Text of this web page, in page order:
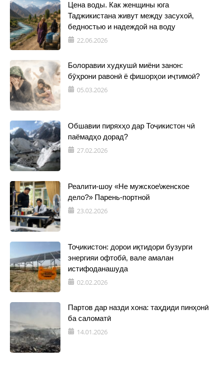
Цена воды. Как женщины юга
Таджикистана живут между засухой,
бедностью и надеждой на воду
22.06.2026
Болоравии худкушӣ миёни занон:
бӯҳрони равонӣ ё фишорҳои иҷтимоӣ?
05.03.2026
Обшавии пиряхҳо дар Тоҷикистон чӣ
паёмадҳо дорад?
27.02.2026
Реалити-шоу «Не мужское\женское
дело?» Парень-портной
23.02.2026
Тоҷикистон: дорои иқтидори бузурги
энергияи офтобӣ, вале амалан
истифоданашуда
02.02.2026
Партов дар назди хона: таҳдиди пинҳонӣ
ба саломатӣ
14.01.2026